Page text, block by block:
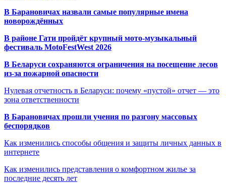
В Барановичах назвали самые популярные имена
новорождённых
В районе Гати пройдёт крупный мото-музыкальный
фестиваль MotoFestWest 2026
В Беларуси сохраняются ограничения на посещение лесов
из-за пожарной опасности
Нулевая отчетность в Беларуси: почему «пустой» отчет — это
зона ответственности
В Барановичах прошли учения по разгону массовых
беспорядков
Как изменились способы общения и защиты личных данных в
интернете
Как изменились представления о комфортном жилье за
последние десять лет